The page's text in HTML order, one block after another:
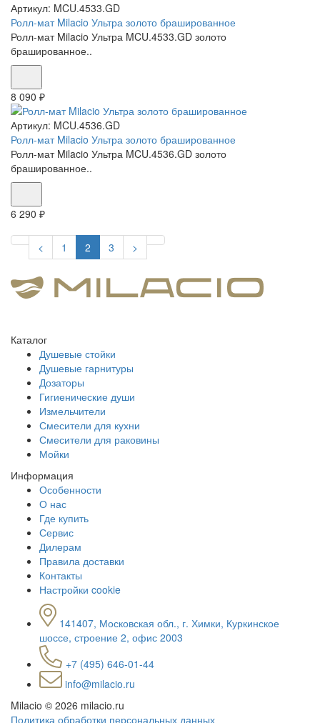
Артикул: MCU.4533.GD
Ролл-мат Milacio Ультра золото брашированное
Ролл-мат Milacio Ультра MCU.4533.GD золото
брашированное..
8 090 ₽
Артикул: MCU.4536.GD
Ролл-мат Milacio Ультра золото брашированное
Ролл-мат Milacio Ультра MCU.4536.GD золото
брашированное..
6 290 ₽
< 1 2 3 >
Каталог
Душевые стойки
Душевые гарнитуры
Дозаторы
Гигиенические души
Измельчители
Смесители для кухни
Смесители для раковины
Мойки
Информация
Особенности
О нас
Где купить
Сервис
Дилерам
Правила доставки
Контакты
Настройки cookie
141407, Московская обл., г. Химки, Куркинское
шоссе, строение 2, офис 2003
+7 (495) 646-01-44
info@milacio.ru
Milacio © 2026 milacio.ru
Политика обработки персональных данных